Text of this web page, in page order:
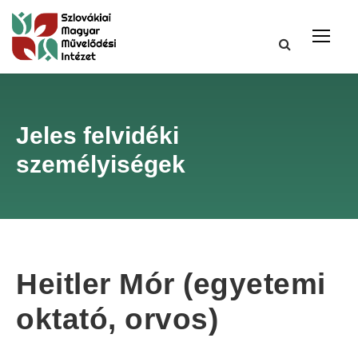
Jeles felvidéki
személyiségek
Heitler Mór (egyetemi
oktató, orvos)